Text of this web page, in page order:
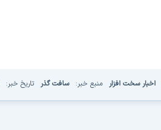
اخبار سخت افزار منبع خبر: سافت گذر تاریخ خبر: